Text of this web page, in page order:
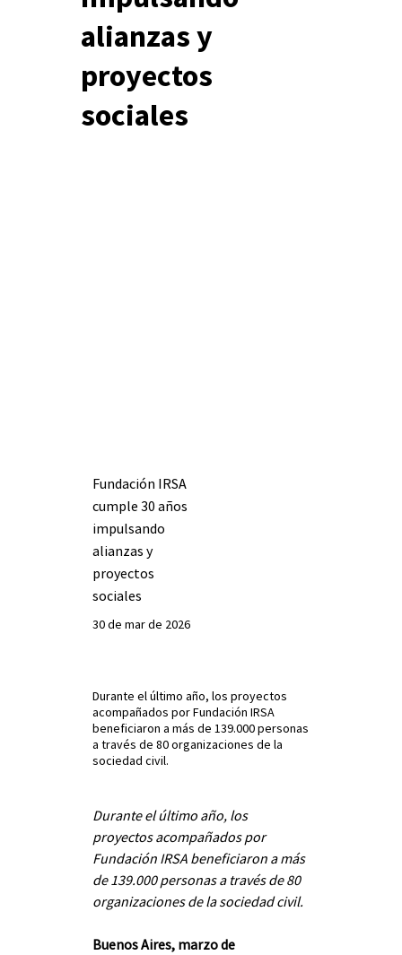
alianzas y
proyectos
sociales
Fundación IRSA
cumple 30 años
impulsando
alianzas y
proyectos
sociales
30 de mar de 2026
Durante el último año, los proyectos
acompañados por Fundación IRSA
beneficiaron a más de 139.000 personas
a través de 80 organizaciones de la
sociedad civil.
Durante el último año, los
proyectos acompañados por
Fundación IRSA beneficiaron a más
de 139.000 personas a través de 80
organizaciones de la sociedad civil.
Buenos Aires, marzo de